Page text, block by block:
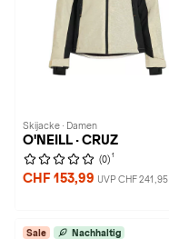
Skijacke · Damen
O'NEILL · CRUZ
(0) 1
CHF 153,99 UVP CHF 241,95
Sale Nachhaltig